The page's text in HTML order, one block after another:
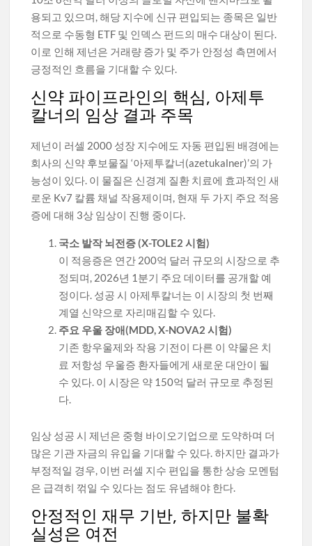
용되고 있으며, 해당 지수에 신규 편입되는 종목은 일반
적으로 수동형 ETF 및 인덱스 펀드의 매수 대상이 된다.
이로 인해 제넌은 거래량 증가 및 주가 안정성 측면에서
긍정적인 흐름을 기대할 수 있다.
신약 파이프라인의 핵심, 아제투
칼너의 임상 결과 주목
제넌이 러셀 2000 성장 지수에도 자동 편입된 배경에는
회사의 신약 후보물질 ‘아제투칼너(azetukalner)’의 가
능성이 있다. 이 물질은 신경계 질환 치료에 효과적인 새
로운 Kv7 칼륨 채널 작용제이며, 현재 두 가지 주요 적응
증에 대해 3상 임상이 진행 중이다.
국소 발작 뇌전증 (X-TOLE2 시험)
이 적응증은 연간 200억 달러 규모의 시장으로 추
정되며, 2026년 1분기 주요 데이터를 공개할 예
정이다. 성공 시 아제투칼너는 이 시장의 첫 번째
계열 신약으로 자리매김할 수 있다.
주요 우울 장애(MDD, X-NOVA2 시험)
기존 항우울제와 작용 기전이 다른 이 약물은 치
료 저항성 우울증 환자들에게 새로운 대안이 될
수 있다. 이 시장은 약 150억 달러 규모로 추정된
다.
임상 성공 시 제넌은 중형 바이오기업으로 도약하며 더
많은 기관 자금의 유입을 기대할 수 있다. 하지만 결과가
부정적일 경우, 이번 러셀 지수 편입을 통한 상승 모멘텀
은 급격히 꺾일 수 있다는 점도 유념해야 한다.
안정적인 재무 기반, 하지만 불확
실성은 여전